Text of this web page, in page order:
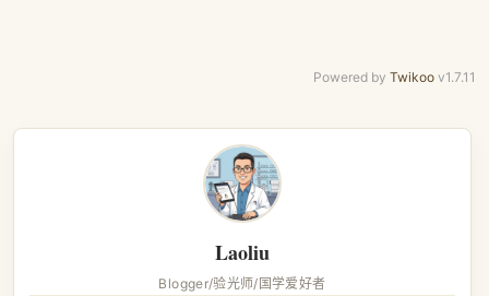
Powered by Twikoo v1.7.11
Laoliu
Blogger/验光师/国学爱好者